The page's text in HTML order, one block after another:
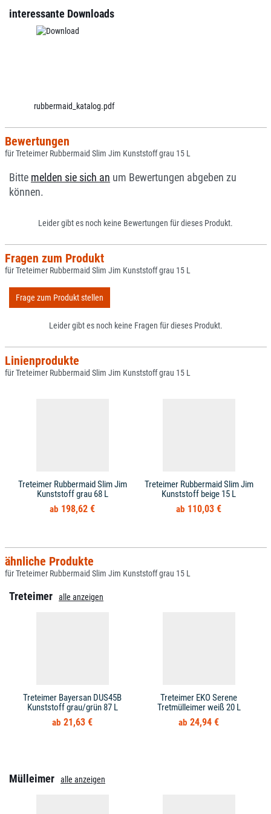
interessante Downloads
rubbermaid_katalog.pdf
Bewertungen
für Treteimer Rubbermaid Slim Jim Kunststoff grau 15 L
Bitte melden sie sich an um Bewertungen abgeben zu
können.
Leider gibt es noch keine Bewertungen für dieses Produkt.
Fragen zum Produkt
für Treteimer Rubbermaid Slim Jim Kunststoff grau 15 L
Frage zum Produkt stellen
Leider gibt es noch keine Fragen für dieses Produkt.
Linienprodukte
für Treteimer Rubbermaid Slim Jim Kunststoff grau 15 L
Treteimer Rubbermaid Slim Jim
Kunststoff grau 68 L
198,62 €
Treteimer Rubbermaid Slim Jim
Kunststoff beige 15 L
110,03 €
ähnliche Produkte
für Treteimer Rubbermaid Slim Jim Kunststoff grau 15 L
Treteimer alle anzeigen
Treteimer Bayersan DUS45B
Kunststoff grau/grün 87 L
21,63 €
Treteimer EKO Serene
Tretmülleimer weiß 20 L
24,94 €
Mülleimer alle anzeigen